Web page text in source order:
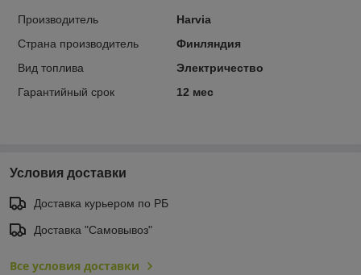
Производитель
Harvia
Страна производитель
Финляндия
Вид топлива
Электричество
Гарантийный срок
12 мес
Условия доставки
Доставка курьером по РБ
Доставка "Самовывоз"
Все условия доставки